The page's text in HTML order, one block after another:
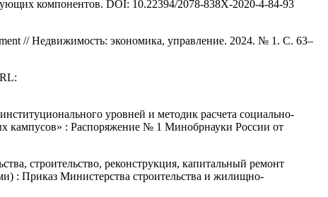
компонентов. DOI: 10.22394/2078-838X-2020-4-84-93
// Недвижимость: экономика, управление. 2024. № 1. С. 63–
уровней и методик расчета социально-
кампусов» : Распоряжение № 1 Минобрнауки России от
строительство, реконструкция, капитальный ремонт
: Приказ Министерства строительства и жилищно-